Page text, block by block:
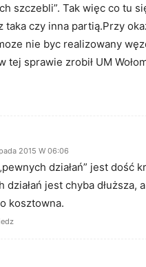
szczebli”. Tak więc co tu
taka czy inna partią.Przy
nie byc realizowany
tej sprawie zrobił UM
2015 W 06:06
działań” jest dość
działań jest chyba dłuższa,
kosztowna.